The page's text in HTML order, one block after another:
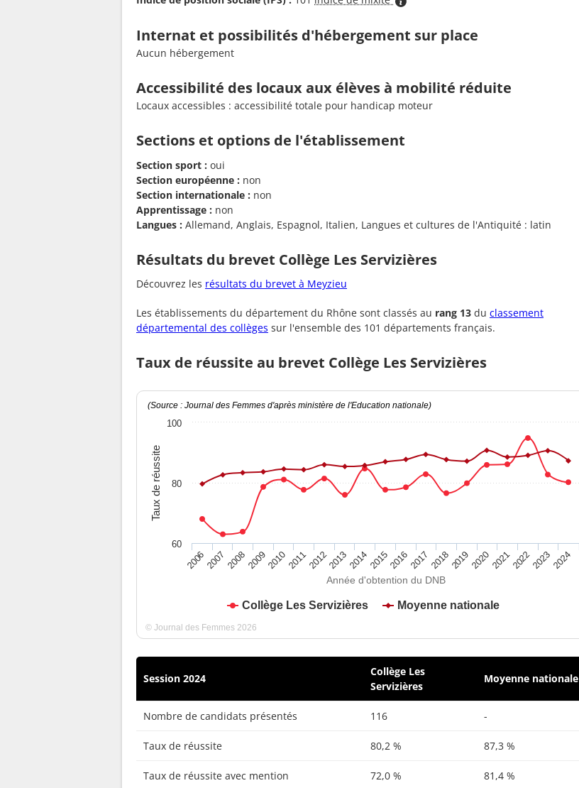
Internat et possibilités d'hébergement sur place
Aucun hébergement
Accessibilité des locaux aux élèves à mobilité réduite
Locaux accessibles : accessibilité totale pour handicap moteur
Sections et options de l'établissement
Section sport : oui
Section européenne : non
Section internationale : non
Apprentissage : non
Langues : Allemand, Anglais, Espagnol, Italien, Langues et cultures de l'Antiquité : latin
Résultats du brevet Collège Les Servizières
Découvrez les résultats du brevet à Meyzieu
Les établissements du département du Rhône sont classés au rang 13 du classement
départemental des collèges sur l'ensemble des 101 départements français.
Taux de réussite au brevet Collège Les Servizières
Année d'obtention du DNB
Taux de réussite
(Source : Journal des Femmes d'après ministère de l'Education nationale)
Collège Les Servizières Moyenne nationale
2006200720082009201020112012201320142015201620172018201920202021202220232024
60
80
100
© Journal des Femmes 2026
Session 2024
Collège Les
Servizières
Moyenne nationale
Nombre de candidats présentés 116 -
Taux de réussite 80,2 % 87,3 %
Taux de réussite avec mention 72,0 % 81,4 %